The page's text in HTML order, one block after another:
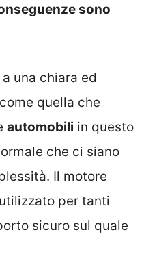
sono
una chiara ed
quella che
automobili in questo
che ci siano
Il motore
per tanti
sicuro sul quale